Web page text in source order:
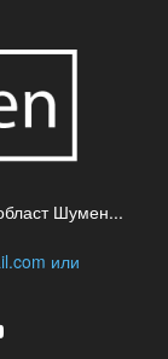
Шумен...
или